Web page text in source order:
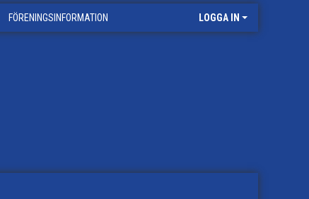
FÖRENINGSINFORMATION LOGGA IN